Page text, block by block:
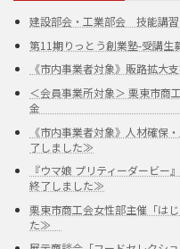
建設部会・工業部会 技能講
第11期りっとう創業塾-受講生
《市内事業者対象》販路拡大
＜会員事業所対象＞ 栗東市商
《市内事業者対象》人材確
了しました≫
『ウマ娘 プリティーダービ
終了しました≫
栗東市商工会女性部主催「は
た≫